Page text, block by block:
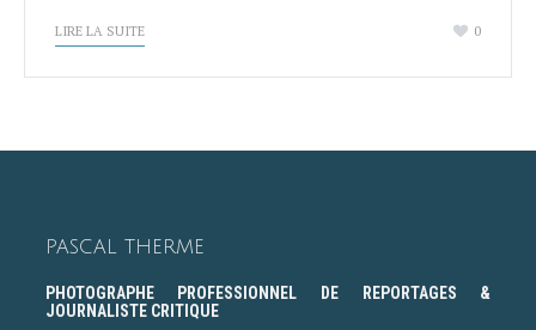
LIRE LA SUITE 0
PASCAL THERME
PHOTOGRAPHE PROFESSIONNEL DE REPORTAGES &
JOURNALISTE CRITIQUE